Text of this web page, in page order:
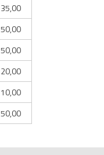
35,00
50,00
50,00
20,00
10,00
50,00